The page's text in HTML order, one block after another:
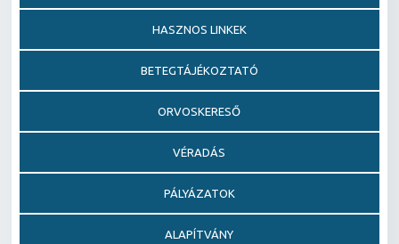
HASZNOS LINKEK
BETEGTÁJÉKOZTATÓ
ORVOSKERESŐ
VÉRADÁS
PÁLYÁZATOK
ALAPÍTVÁNY